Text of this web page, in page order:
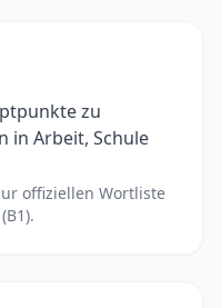
zu
in Arbeit, Schule
offiziellen Wortliste